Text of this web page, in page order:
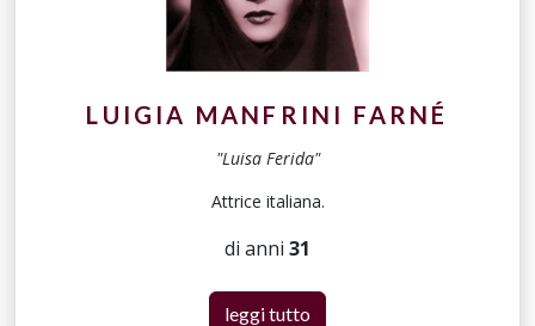
LUIGIA MANFRINI FARNÉ
"Luisa Ferida"
Attrice italiana.
di anni 31
leggi tutto